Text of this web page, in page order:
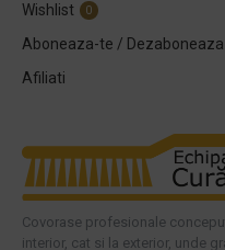
Wishlist
0
Aboneaza-te /
Afiliati
Covorase profesionale
interior, cat si la exterior, unde